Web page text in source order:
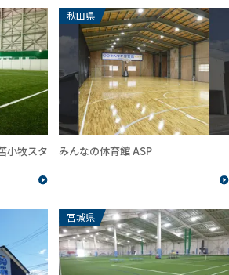
小牧スタ
秋田県
みんなの体育館 ASP
宮城県